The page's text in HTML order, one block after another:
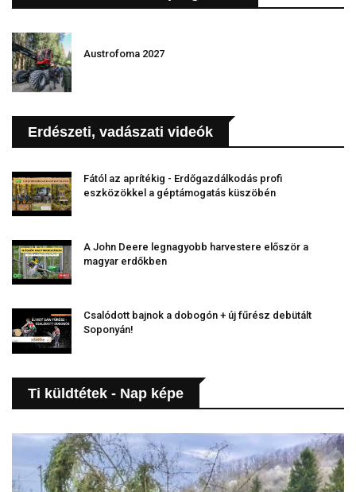
Austrofoma 2027
Erdészeti, vadászati videók
Fától az aprítékig - Erdőgazdálkodás profi
eszközökkel a géptámogatás küszöbén
A John Deere legnagyobb harvestere először a
magyar erdőkben
Csalódott bajnok a dobogón + új fűrész debütált
Soponyán!
Ti küldtétek - Nap képe